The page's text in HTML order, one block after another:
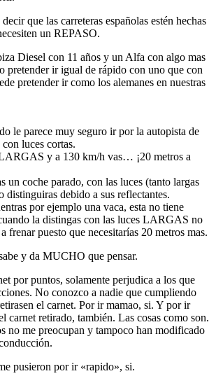
que las carreteras españolas estén hechas
un REPASO.
Diesel con 11 años y un Alfa con algo mas
pretender ir igual de rápido con uno que con
pretender ir como los alemanes en nuestras
le parece muy seguro ir por la autopista de
luces cortas.
y a 130 km/h vas… ¡20 metros a
un coche parado, con las luces (tanto largas
distinguiras debido a sus reflectantes.
por ejemplo una vaca, esta no tiene
la distingas con las luces LARGAS no
frenar puesto que necesitarías 20 metros mas.
y da MUCHO que pensar.
por puntos, solamente perjudica a los que
No conozco a nadie que cumpliendo
el carnet. Por ir mamao, si. Y por ir
carnet retirado, también. Las cosas como son.
no me preocupan y tampoco han modificado
pusieron por ir «rapido», si.